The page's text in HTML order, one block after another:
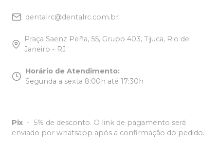
dentalrc@dentalrc.com.br
Praça Saenz Peña, 55, Grupo 403, Tijuca, Rio de
Janeiro - RJ
Horário de Atendimento:
Segunda a sexta 8:00h até 17:30h
Pix - 5% de desconto. O link de pagamento será
enviado por whatsapp após a confirmação do pedido.